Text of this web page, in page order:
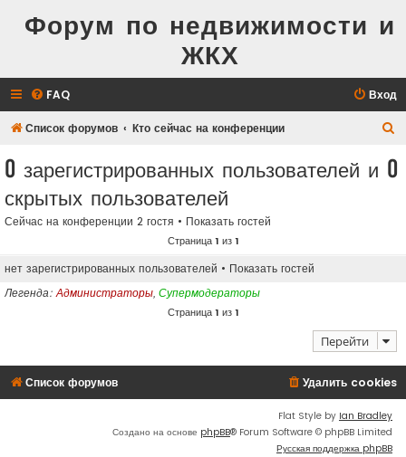
Форум по недвижимости и
ЖКХ
FAQ Вход
Список форумов Кто сейчас на конференции
и
0 зарегистрированных пользователей и 0
скрытых пользователей
Сейчас на конференции 2 гостя • Показать гостей
Страница1 из1
нет зарегистрированных пользователей • Показать гостей
Легенда:Администраторы, Супермодераторы
Страница1 из1
Перейти
Список форумов Удалить cookies
Flat Style by Ian Bradley
Создано на основе phpBB® Forum Software © phpBB Limited
Русская поддержка phpBB